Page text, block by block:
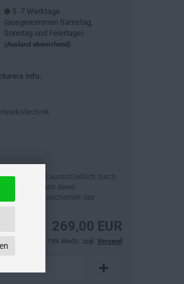
5 -7 Werktage
(ausgenommen Samstag,
Sonntag und Feiertage) .
(Ausland abweichend)
Info:
ausschließlich durch
sollten, um deren
die Verkehrssicherheit des
269,00 EUR
inkl. 19% MwSt. zzgl. Versand